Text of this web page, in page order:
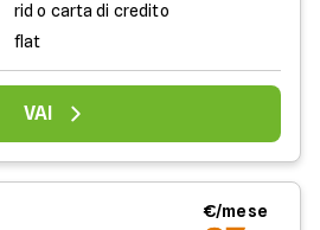
rid o carta di credito
flat
VAI
€/mese